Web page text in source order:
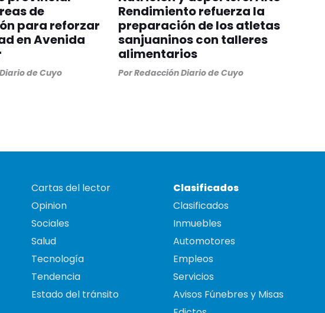
de
para reforzar
en Avenida
de Cuyo
Rendimiento refuerza la
preparación de los atletas
sanjuaninos con talleres
alimentarios
PorRedacción Diario de Cuyo
Cartas del lector
Opinion
Sociales
Salud
Tecnología
Tendencia
Estado del tránsito
Clasificados
Clasificados
Inmuebles
Automotores
Empleos
Servicios
Avisos Fúnebres y Misas